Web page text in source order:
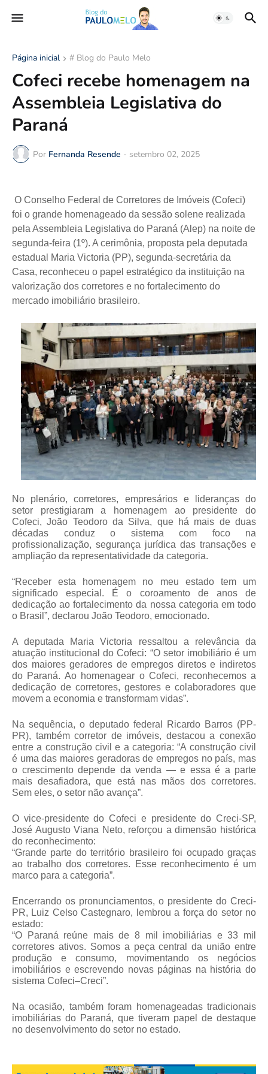
Página inicial # Blog do Paulo Melo
Cofeci recebe homenagem na
Assembleia Legislativa do
Paraná
Por Fernanda Resende - setembro 02, 2025
O Conselho Federal de Corretores de Imóveis (Cofeci)
foi o grande homenageado da sessão solene realizada
pela Assembleia Legislativa do Paraná (Alep) na noite de
segunda-feira (1º). A cerimônia, proposta pela deputada
estadual Maria Victoria (PP), segunda-secretária da
Casa, reconheceu o papel estratégico da instituição na
valorização dos corretores e no fortalecimento do
mercado imobiliário brasileiro.
No plenário, corretores, empresários e lideranças do
setor prestigiaram a homenagem ao presidente do
Cofeci, João Teodoro da Silva, que há mais de duas
décadas conduz o sistema com foco na
profissionalização, segurança jurídica das transações e
ampliação da representatividade da categoria.
“Receber esta homenagem no meu estado tem um
significado especial. É o coroamento de anos de
dedicação ao fortalecimento da nossa categoria em todo
o Brasil”, declarou João Teodoro, emocionado.
A deputada Maria Victoria ressaltou a relevância da
atuação institucional do Cofeci: “O setor imobiliário é um
dos maiores geradores de empregos diretos e indiretos
do Paraná. Ao homenagear o Cofeci, reconhecemos a
dedicação de corretores, gestores e colaboradores que
movem a economia e transformam vidas”.
Na sequência, o deputado federal Ricardo Barros (PP-
PR), também corretor de imóveis, destacou a conexão
entre a construção civil e a categoria: “A construção civil
é uma das maiores geradoras de empregos no país, mas
o crescimento depende da venda — e essa é a parte
mais desafiadora, que está nas mãos dos corretores.
Sem eles, o setor não avança”.
O vice-presidente do Cofeci e presidente do Creci-SP,
José Augusto Viana Neto, reforçou a dimensão histórica
do reconhecimento:
“Grande parte do território brasileiro foi ocupado graças
ao trabalho dos corretores. Esse reconhecimento é um
marco para a categoria”.
Encerrando os pronunciamentos, o presidente do Creci-
PR, Luiz Celso Castegnaro, lembrou a força do setor no
estado:
“O Paraná reúne mais de 8 mil imobiliárias e 33 mil
corretores ativos. Somos a peça central da união entre
produção e consumo, movimentando os negócios
imobiliários e escrevendo novas páginas na história do
sistema Cofeci–Creci”.
Na ocasião, também foram homenageadas tradicionais
imobiliárias do Paraná, que tiveram papel de destaque
no desenvolvimento do setor no estado.